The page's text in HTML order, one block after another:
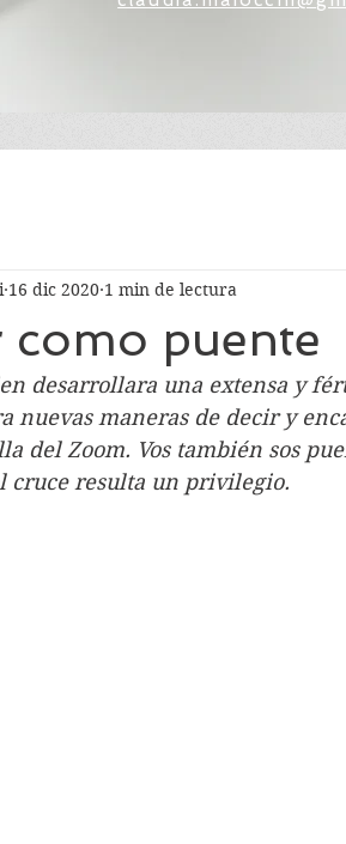
como puente
16 dic 2020 1 min de lectura
desarrollara una extensa y
nuevas maneras de decir y
del Zoom. Vos también sos
cruce resulta un privilegio.